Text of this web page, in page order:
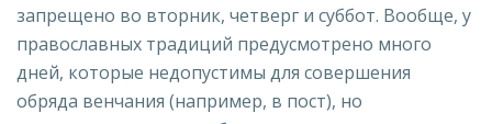
запрещено во вторник, четверг и суббот. Вообще, у
православных традиций предусмотрено много
дней, которые недопустимы для совершения
обряда венчания (например, в пост), но